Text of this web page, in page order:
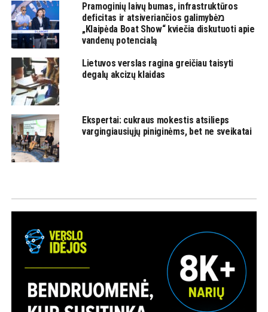
Pramoginių laivų bumas, infrastruktūros
deficitas ir atsiveriančios galimybėמ
„Klaipėda Boat Show“ kviečia diskutuoti apie
vandenų potencialą
Lietuvos verslas ragina greičiau taisyti
degalų akcizų klaidas
Ekspertai: cukraus mokestis atsilieps
vargingiausiųjų piniginėms, bet ne sveikatai